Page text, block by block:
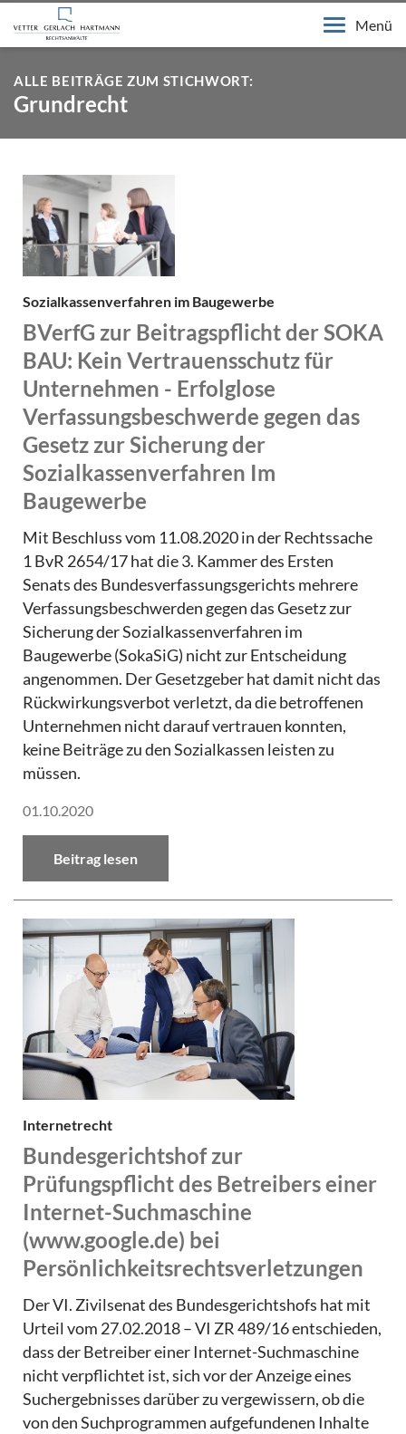
Menü
ALLE BEITRÄGE ZUM STICHWORT:
Grundrecht
Sozialkassenverfahren im Baugewerbe
BVerfG zur Beitragspflicht der SOKA
BAU: Kein Vertrauensschutz für
Unternehmen - Erfolglose
Verfassungsbeschwerde gegen das
Gesetz zur Sicherung der
Sozialkassenverfahren Im
Baugewerbe
Mit Beschluss vom 11.08.2020 in der Rechtssache
1 BvR 2654/17 hat die 3. Kammer des Ersten
Senats des Bundesverfassungsgerichts mehrere
Verfassungsbeschwerden gegen das Gesetz zur
Sicherung der Sozialkassenverfahren im
Baugewerbe (SokaSiG) nicht zur Entscheidung
angenommen. Der Gesetzgeber hat damit nicht das
Rückwirkungsverbot verletzt, da die betroffenen
Unternehmen nicht darauf vertrauen konnten,
keine Beiträge zu den Sozialkassen leisten zu
müssen.
01.10.2020
Beitrag lesen
Internetrecht
Bundesgerichtshof zur
Prüfungspflicht des Betreibers einer
Internet-Suchmaschine
(www.google.de) bei
Persönlichkeitsrechtsverletzungen
Der VI. Zivilsenat des Bundesgerichtshofs hat mit
Urteil vom 27.02.2018 – VI ZR 489/16 entschieden,
dass der Betreiber einer Internet-Suchmaschine
nicht verpflichtet ist, sich vor der Anzeige eines
Suchergebnisses darüber zu vergewissern, ob die
von den Suchprogrammen aufgefundenen Inhalte